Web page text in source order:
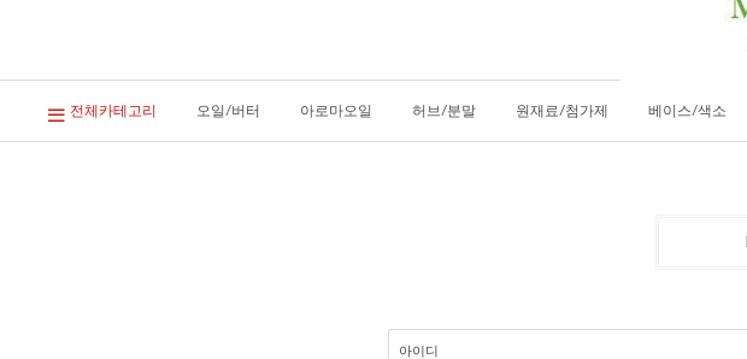
전체카테고리 오일/버터 아로마오일 허브/분말 원재료/첨가제 베이스/색소
아이디